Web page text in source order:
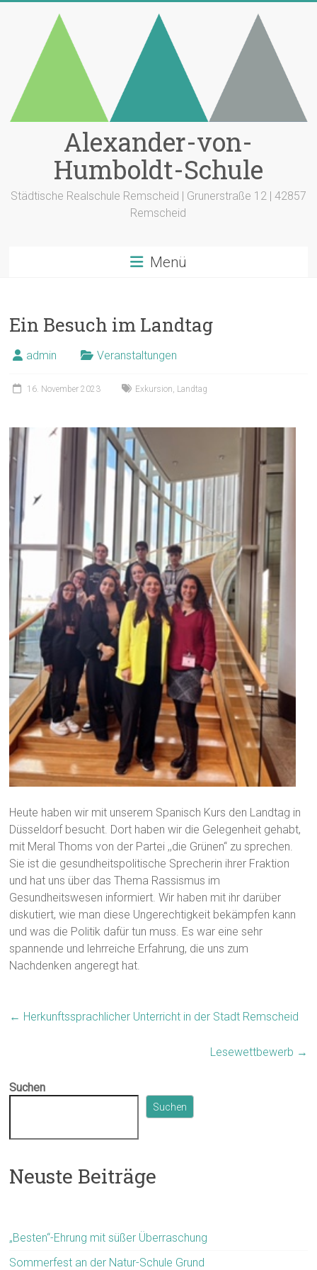
Alexander-von-
Humboldt-Schule
Städtische Realschule Remscheid | Grunerstraße 12 | 42857
Remscheid
Menü
Ein Besuch im Landtag
admin Veranstaltungen
16. November 2023 Exkursion, Landtag
Heute haben wir mit unserem Spanisch Kurs den Landtag in
Düsseldorf besucht. Dort haben wir die Gelegenheit gehabt,
mit Meral Thoms von der Partei ,,die Grünen“ zu sprechen.
Sie ist die gesundheitspolitische Sprecherin ihrer Fraktion
und hat uns über das Thema Rassismus im
Gesundheitswesen informiert. Wir haben mit ihr darüber
diskutiert, wie man diese Ungerechtigkeit bekämpfen kann
und was die Politik dafür tun muss. Es war eine sehr
spannende und lehrreiche Erfahrung, die uns zum
Nachdenken angeregt hat.
← Herkunftssprachlicher Unterricht in der Stadt Remscheid
Lesewettbewerb →
Suchen
Suchen
Neuste Beiträge
„Besten“-Ehrung mit süßer Überraschung
Sommerfest an der Natur-Schule Grund